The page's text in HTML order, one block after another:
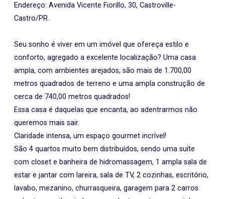
Endereço: Avenida Vicente Fiorillo, 30, Castroville-
Castro/PR.
Seu sonho é viver em um imóvel que ofereça estilo e
conforto, agregado a excelente localização? Uma casa
ampla, com ambientes arejados, são mais de 1.700,00
metros quadrados de terreno e uma ampla construção de
cerca de 740,00 metros quadrados!
Essa casa é daquelas que encanta, ao adentrarmos não
queremos mais sair.
Claridade intensa, um espaço gourmet incrível!
São 4 quartos muito bem distribuídos, sendo uma suíte
com closet e banheira de hidromassagem, 1 ampla sala de
estar e jantar com lareira, sala de TV, 2 cozinhas, escritório,
lavabo, mezanino, churrasqueira, garagem para 2 carros